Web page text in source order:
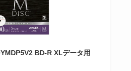
BD-R XLデータ用